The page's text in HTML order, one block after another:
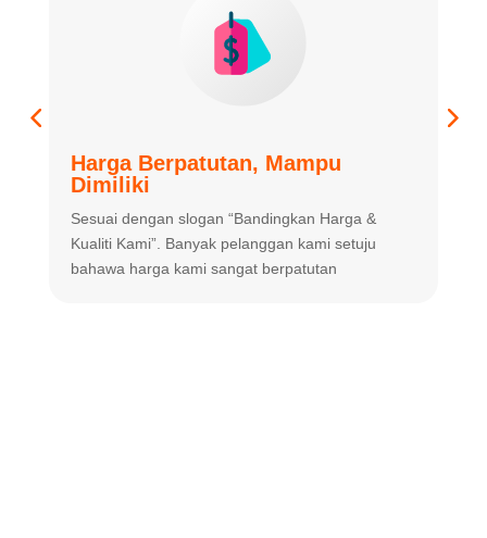
Harga Berpatutan, Mampu
Dimiliki
Sesuai dengan slogan “Bandingkan Harga &
Kualiti Kami”. Banyak pelanggan kami setuju
bahawa harga kami sangat berpatutan